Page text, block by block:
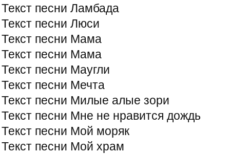
Текст песни Ламбада
Текст песни Люси
Текст песни Мама
Текст песни Мама
Текст песни Маугли
Текст песни Мечта
Текст песни Милые алые зори
Текст песни Мне не нравится дождь
Текст песни Мой моряк
Текст песни Мой храм